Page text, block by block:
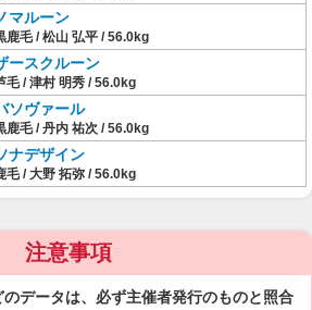
マルーン
鹿毛 / 松山 弘平 / 56.0kg
ースクルーン
毛 / 津村 明秀 / 56.0kg
ソヴァール
鹿毛 / 丹内 祐次 / 56.0kg
ナデザイン
毛 / 大野 拓弥 / 56.0kg
注意事項
データは、必ず主催者発行のものと照合